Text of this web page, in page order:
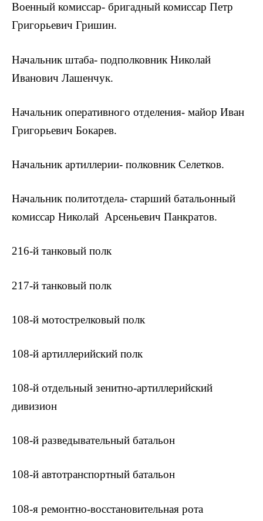
Военный комиссар- бригадный комиссар Петр
Григорьевич Гришин.
Начальник штаба- подполковник Николай
Иванович Лашенчук.
Начальник оперативного отделения- майор Иван
Григорьевич Бокарев.
Начальник артиллерии- полковник Селетков.
Начальник политотдела- старший батальонный
комиссар Николай Арсеньевич Панкратов.
216-й танковый полк
217-й танковый полк
108-й мотострелковый полк
108-й артиллерийский полк
108-й отдельный зенитно-артиллерийский
дивизион
108-й разведывательный батальон
108-й автотранспортный батальон
108-я ремонтно-восстановительная рота